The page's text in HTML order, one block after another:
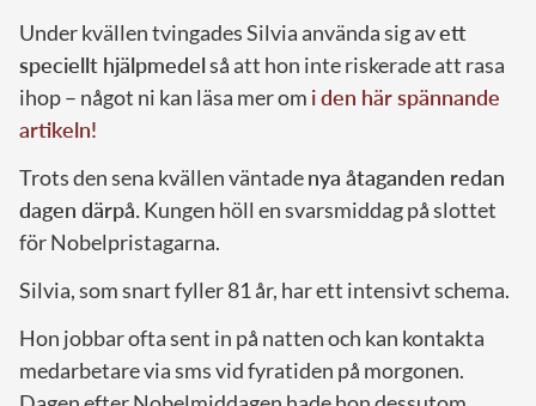
Under kvällen tvingades Silvia använda sig avett
speciellt hjälpmedelså att hon inte riskerade att rasa
ihop – något ni kan läsa mer om i den här spännande
artikeln!
Trots den sena kvällen väntadenya åtaganden redan
dagen därpå.Kungen höll en svarsmiddag på slottet
för Nobelpristagarna.
Silvia, som snart fyller 81 år, har ett intensivt schema.
Hon jobbar ofta sent in på natten och kan kontakta
medarbetare via sms vid fyratiden på morgonen.